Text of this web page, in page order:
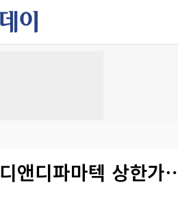
앤디파마텍 상한